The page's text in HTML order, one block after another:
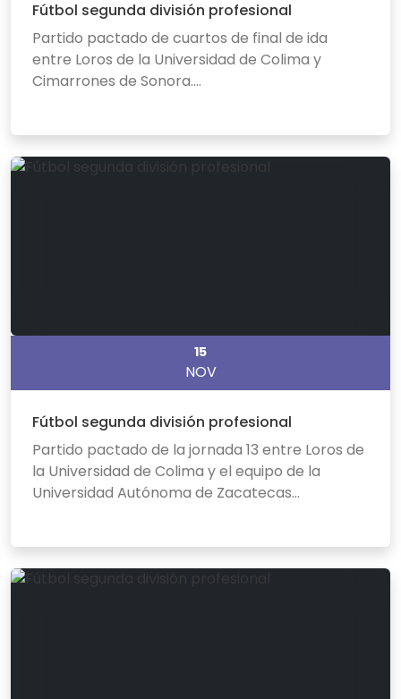
Fútbol segunda división profesional
Partido pactado de cuartos de final de ida
entre Loros de la Universidad de Colima y
Cimarrones de Sonora....
15
NOV
Fútbol segunda división profesional
Partido pactado de la jornada 13 entre Loros de
la Universidad de Colima y el equipo de la
Universidad Autónoma de Zacatecas...